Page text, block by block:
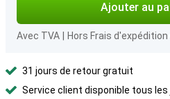
Ajouter au
Avec TVA Hors Frais d'expédition
31 jours de retour gratuit
Service client disponible tous les